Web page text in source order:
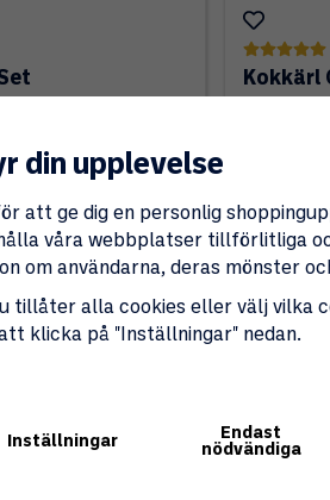
Kokkärl
din upplevelse
att ge dig en personlig
våra webbplatser tillförlitliga
om användarna, deras mönster
tillåter alla cookies eller välj vilka
klicka på "Inställningar" nedan.
Inställningar
Endast
nödvändiga